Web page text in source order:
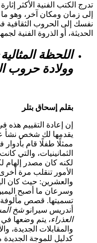
الفنية الأكثر إثارة لشهر
ومكان آخر، وهو ما يبدو
الحروب الثقافية في
أو الذروة الفنية لجمهورية
المثالية:
حروب
إسحاق بتلر
إعادة التقييم هذه في
لك شخص نشأ على
طفلًا قام بأدوار في
والتي كانت
كان مصدر إلهام لكتابة
تنقلب مرة أخرى في
حيث كان اليسار ذات
ما أصبح اليمين يدافع
قصص مألوفة، مثل
سيرانو شخ المسيح
، يتم وضعها في سياق
الجديدة، والأحاديث
للموجة الجديدة من